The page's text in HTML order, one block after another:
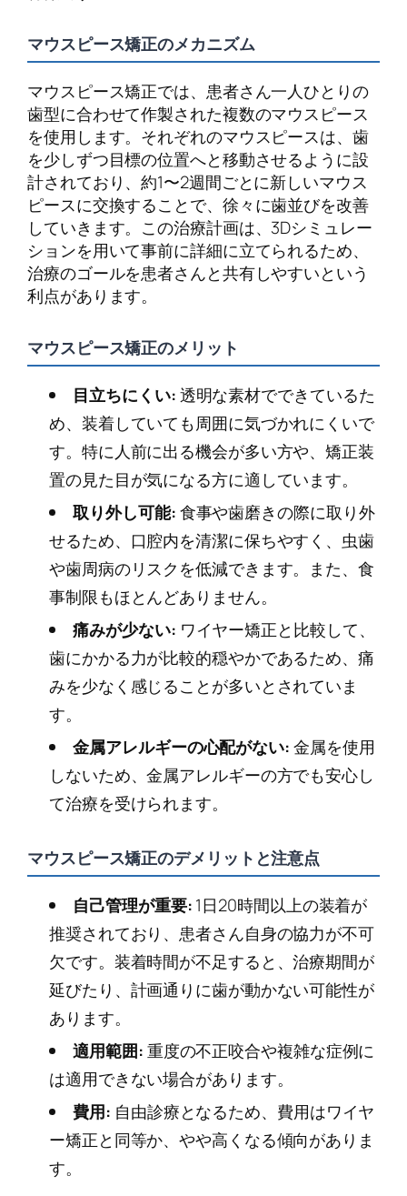
マウスピース矯正のメカニズム
マウスピース矯正では、患者さん一人ひとりの
歯型に合わせて作製された複数のマウスピース
を使用します。それぞれのマウスピースは、歯
を少しずつ目標の位置へと移動させるように設
計されており、約1〜2週間ごとに新しいマウス
ピースに交換することで、徐々に歯並びを改善
していきます。この治療計画は、3Dシミュレー
ションを用いて事前に詳細に立てられるため、
治療のゴールを患者さんと共有しやすいという
利点があります。
マウスピース矯正のメリット
目立ちにくい:透明な素材でできているた
め、装着していても周囲に気づかれにくいで
す。特に人前に出る機会が多い方や、矯正装
置の見た目が気になる方に適しています。
取り外し可能:食事や歯磨きの際に取り外
せるため、口腔内を清潔に保ちやすく、虫歯
や歯周病のリスクを低減できます。また、食
事制限もほとんどありません。
痛みが少ない: ワイヤー矯正と比較して、
歯にかかる力が比較的穏やかであるため、痛
みを少なく感じることが多いとされていま
す。
金属アレルギーの心配がない:金属を使用
しないため、金属アレルギーの方でも安心し
て治療を受けられます。
マウスピース矯正のデメリットと注意点
自己管理が重要:1日20時間以上の装着が
推奨されており、患者さん自身の協力が不可
欠です。装着時間が不足すると、治療期間が
延びたり、計画通りに歯が動かない可能性が
あります。
適用範囲:重度の不正咬合や複雑な症例に
は適用できない場合があります。
費用: 自由診療となるため、費用はワイヤ
ー矯正と同等か、やや高くなる傾向がありま
す。